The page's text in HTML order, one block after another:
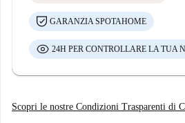
GARANZIA SPOTAHOME
24H PER CONTROLLARE LA TUA
Scopri le nostre Condizioni Trasparenti di